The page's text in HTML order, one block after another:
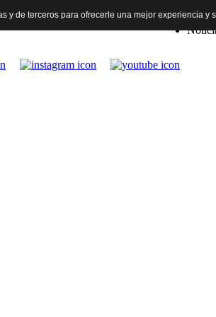
Inicio
y de terceros para ofrecerle una mejor experiencia y